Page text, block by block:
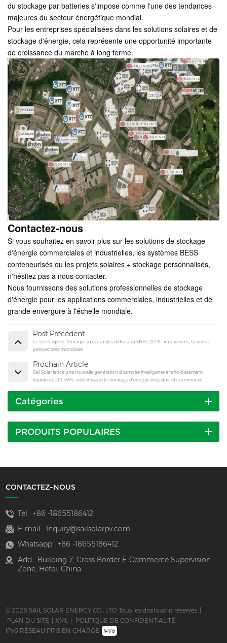
du stockage par batteries s'impose comme l'une des tendances
majeures du secteur énergétique mondial.
Pour les entreprises spécialisées dans les solutions solaires et de
stockage d'énergie, cela représente une opportunité importante
de croissance du marché à long terme.
Contactez-nous
Si vous souhaitez en savoir plus sur les solutions de stockage
d'énergie commerciales et industrielles, les systèmes BESS
conteneurisés ou les projets solaires + stockage personnalisés,
n'hésitez pas à nous contacter.
Nous fournissons des solutions professionnelles de stockage
d'énergie pour les applications commerciales, industrielles et de
grande envergure à l'échelle mondiale.
Post Précédent
Le stockage de l'énergie au cœur des débats au SNEC 2026 : innovations, fusions et
perspectives mondiales
Prochain Article
Sail Solar lance une nouvelle génération d'armoire intelligente à refroidissement
liquide de 261 kWh, redéfinissant le stockage d'énergie industriel et commercial.
Catégories
PRODUITS POPULAIRES
CONTACTEZ-NOUS
Tél : +86 -18655186412
E-mail :
Inquiry@sailsolarpv.com
Whatsapp : +86 -18655186412
Add : Building 7, Cross Border E-Commerce Supervision
Zone, Hefei, China
© 2026 SAIL SOLAR ENERGY CO., LTD Tous les droits sont réservés
PLAN DU SITE
XML
POLITIQUE DE CONFIDENTIALITÉ
IPv6 RÉSEAU PRIS EN CHARGE